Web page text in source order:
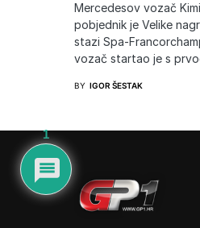
Mercedesov vozač
pobjednik je Velike
stazi Spa-
vozač startao je s
BY IGOR ŠESTAK
1